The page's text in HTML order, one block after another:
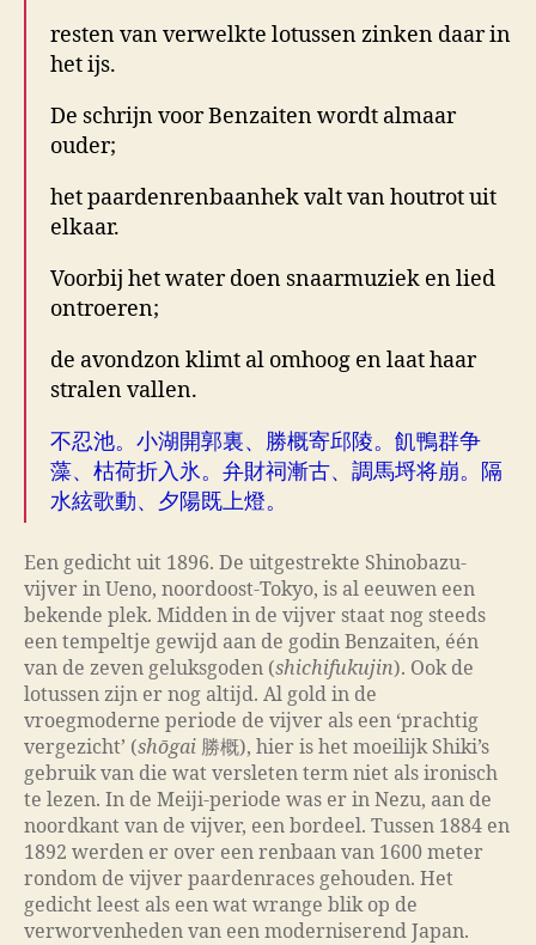
resten van verwelkte lotussen zinken daar in
het ijs.
De schrijn voor Benzaiten wordt almaar
ouder;
het paardenrenbaanhek valt van houtrot uit
elkaar.
Voorbij het water doen snaarmuziek en lied
ontroeren;
de avondzon klimt al omhoog en laat haar
stralen vallen.
不忍池。小湖開郭裏、勝概寄邱陵。飢鴨群争
藻、枯荷折入氷。弁財祠漸古、調馬埒将崩。隔
水絃歌動、夕陽既上燈。
Een gedicht uit 1896. De uitgestrekte Shinobazu-
vijver in Ueno, noordoost-Tokyo, is al eeuwen een
bekende plek. Midden in de vijver staat nog steeds
een tempeltje gewijd aan de godin Benzaiten, één
van de zeven geluksgoden (shichifukujin). Ook de
lotussen zijn er nog altijd. Al gold in de
vroegmoderne periode de vijver als een ‘prachtig
vergezicht’ (shōgai 勝概), hier is het moeilijk Shiki’s
gebruik van die wat versleten term niet als ironisch
te lezen. In de Meiji-periode was er in Nezu, aan de
noordkant van de vijver, een bordeel. Tussen 1884 en
1892 werden er over een renbaan van 1600 meter
rondom de vijver paardenraces gehouden. Het
gedicht leest als een wat wrange blik op de
verworvenheden van een moderniserend Japan.